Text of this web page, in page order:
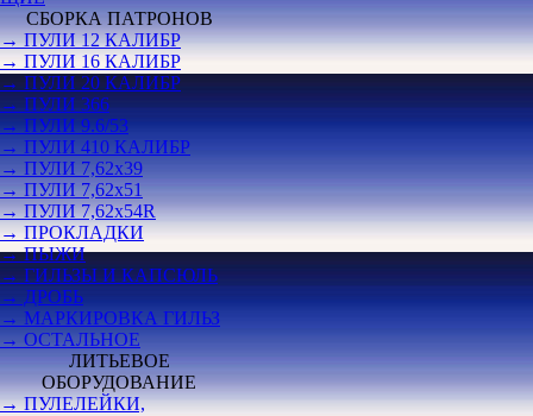
СБОРКА ПАТРОНОВ
→ ПУЛИ 12 КАЛИБР
→ ПУЛИ 16 КАЛИБР
→ ПУЛИ 20 КАЛИБР
→ ПУЛИ 366
→ ПУЛИ 9.6/53
→ ПУЛИ 410 КАЛИБР
→ ПУЛИ 7,62х39
→ ПУЛИ 7,62х51
→ ПУЛИ 7,62х54R
→ ПРОКЛАДКИ
→ ПЫЖИ
→ ГИЛЬЗЫ И КАПСЮЛЬ
→ ДРОБЬ
→ МАРКИРОВКА ГИЛЬЗ
→ ОСТАЛЬНОЕ
ЛИТЬЕВОЕ
ОБОРУДОВАНИЕ
→ ПУЛЕЛЕЙКИ,